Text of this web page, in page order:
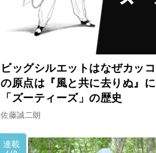
ビッグシルエットはなぜカッ
の原点は『風と共に去りぬ』
「ズーティーズ」の歴史
佐藤誠二朗
連載